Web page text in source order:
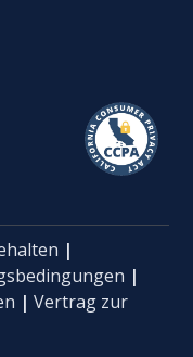
|
|
| Vertrag zur